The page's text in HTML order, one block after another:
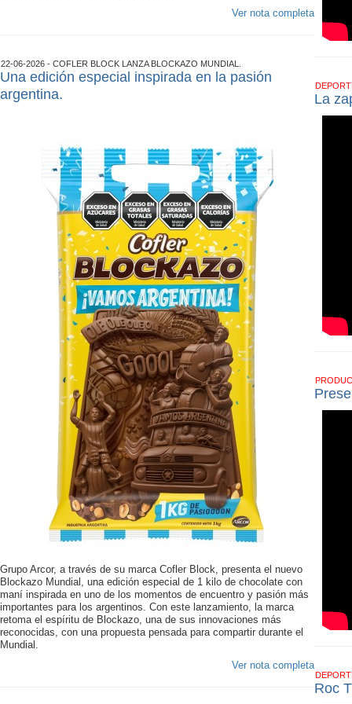
Ver nota completa
22-06-2026 - COFLER BLOCK LANZA BLOCKAZO MUNDIAL.
Una edición especial inspirada en la pasión
argentina.
Grupo Arcor, a través de su marca Cofler Block, presenta el nuevo
Blockazo Mundial, una edición especial de 1 kilo de chocolate con
maní inspirada en uno de los momentos de encuentro y pasión más
importantes para los argentinos. Con este lanzamiento, la marca
retoma el espíritu de Blockazo, una de sus innovaciones más
reconocidas, con una propuesta pensada para compartir durante el
Mundial.
Ver nota completa
La
Roc